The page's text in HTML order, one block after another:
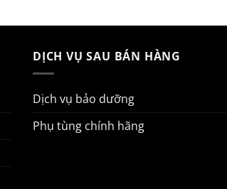
DỊCH VỤ SAU BÁN HÀNG
Dịch vụ bảo dưỡng
Phụ tùng chính hãng